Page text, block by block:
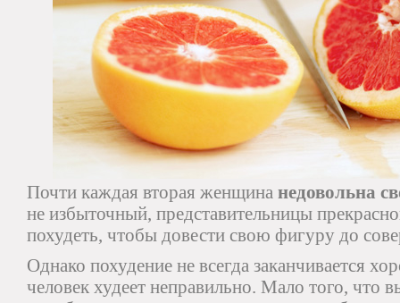
Почти каждая вторая женщина недовольна
не избыточный, представительницы
похудеть, чтобы довести свою фигуру до
Однако похудение не всегда заканчивается
человек худеет неправильно. Мало того, что